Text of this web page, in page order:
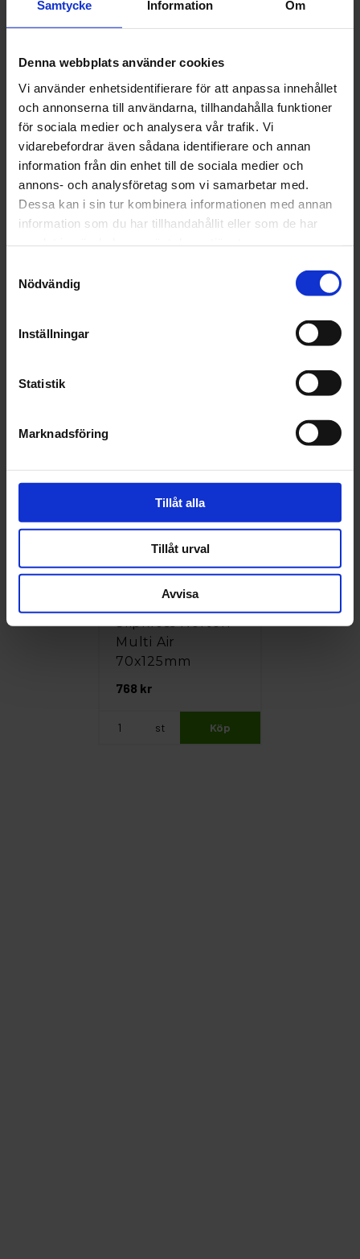
Samtycke Information Om
Denna webbplats använder cookies
Vi använder enhetsidentifierare för att anpassa innehållet
och annonserna till användarna, tillhandahålla funktioner
för sociala medier och analysera vår trafik. Vi
vidarebefordrar även sådana identifierare och annan
information från din enhet till de sociala medier och
annons- och analysföretag som vi samarbetar med.
Dessa kan i sin tur kombinera informationen med annan
information som du har tillhandahållit eller som de har
Nödvändig
Inställningar
Statistik
Marknadsföring
Tillåt alla
Tillåt urval
Avvisa
Grovlek
Inkl. moms:
Lägg i varukorgen
Fri frakt över 1500kr
Leverans inom 1-5 dagar
Recensioner
Slipkloss Norton
Multi Air
70x125mm
768 kr
st Köp